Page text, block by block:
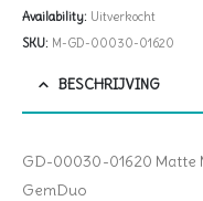
Availability: Uitverkocht
SKU: M-GD-00030-01620
BESCHRIJVING
GD-00030-01620 Matte
GemDuo